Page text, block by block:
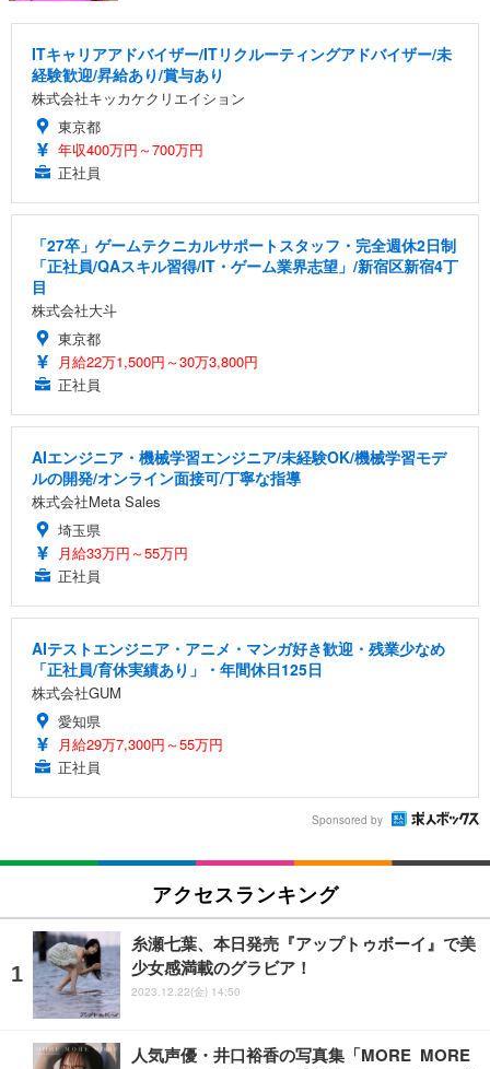
ITキャリアアドバイザー/ITリクルーティングアドバイザー/未
経験歓迎/昇給あり/賞与あり
株式会社キッカケクリエイション
東京都
年収400万円～700万円
正社員
「27卒」ゲームテクニカルサポートスタッフ・完全週休2日制
「正社員/QAスキル習得/IT・ゲーム業界志望」/新宿区新宿4丁
目
株式会社大斗
東京都
月給22万1,500円～30万3,800円
正社員
AIエンジニア・機械学習エンジニア/未経験OK/機械学習モデ
ルの開発/オンライン面接可/丁寧な指導
株式会社Meta Sales
埼玉県
月給33万円～55万円
正社員
AIテストエンジニア・アニメ・マンガ好き歓迎・残業少なめ
「正社員/育休実績あり」・年間休日125日
株式会社GUM
愛知県
月給29万7,300円～55万円
正社員
Sponsored by
アクセスランキング
糸瀬七葉、本日発売『アップトゥボーイ』で美
少女感満載のグラビア！
2023.12.22(金) 14:50
人気声優・井口裕香の写真集「MORE MORE